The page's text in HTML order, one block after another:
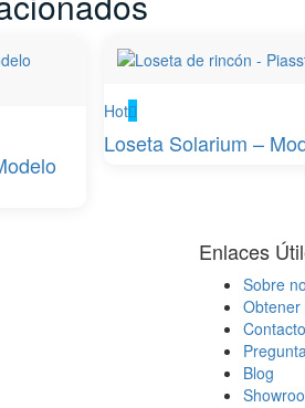
Hot
Loseta Solarium –
Enlaces
Sobre
Obtener
Contacto
Blog